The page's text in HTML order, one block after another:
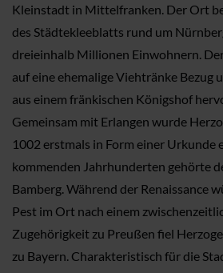
Kleinstadt in Mittelfranken. Der Ort
des Städtekleeblatts rund um
dreieinhalb Millionen Einwohnern.
auf eine ehemalige Viehtränke Bezug
aus einem fränkischen Königshof
Gemeinsam mit Erlangen wurde
1002 erstmals in Form einer Urkunde
kommenden Jahrhunderten gehörte
Bamberg. Während der Renaissance
Pest im Ort nach einem
Zugehörigkeit zu Preußen fiel
zu Bayern. Charakteristisch für die